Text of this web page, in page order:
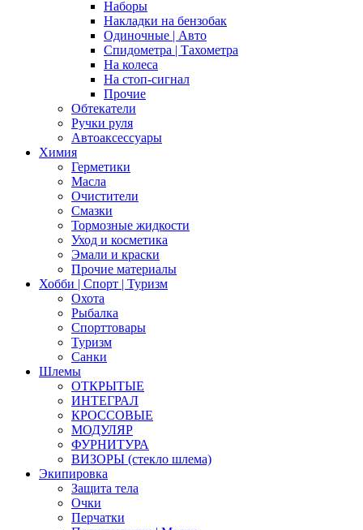
Наборы
Накладки на бензобак
Одиночные | Авто
Спидометра | Тахометра
На колеса
На стоп-сигнал
Прочие
Обтекатели
Ручки руля
Автоаксессуары
Химия
Герметики
Масла
Очистители
Смазки
Тормозные жидкости
Уход и косметика
Эмали и краски
Прочие материалы
Хобби | Cпорт | Туризм
Охота
Рыбалка
Спорттовары
Туризм
Санки
Шлемы
ОТКРЫТЫЕ
ИНТЕГРАЛ
КРОССОВЫЕ
МОДУЛЯР
ФУРНИТУРА
ВИЗОРЫ (стекло шлема)
Экипировка
Защита тела
Очки
Перчатки